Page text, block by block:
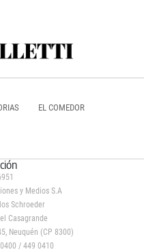
EL COMEDOR
y Medios S.A
Schroeder
Casagrande
Neuquén (CP 8300)
/ 449 0410